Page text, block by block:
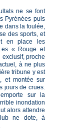
ne se font
Pyrénées puis
dans la foulée,
des sports, et
en place les
« Rouge et
exclusif, proche
à ne plus
tribune y est
et montée sur
jours de crues.
sur la
inondation
alors attendre
ne dote, à